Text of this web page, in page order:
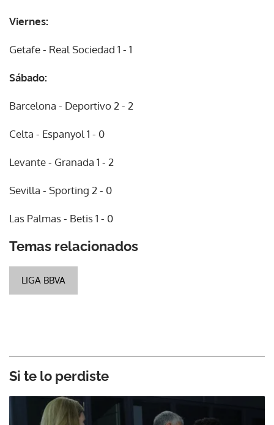
Viernes:
Getafe - Real Sociedad 1 - 1
Sábado:
Barcelona - Deportivo 2 - 2
Celta - Espanyol 1 - 0
Levante - Granada 1 - 2
Sevilla - Sporting 2 - 0
Las Palmas - Betis 1 - 0
Temas relacionados
LIGA BBVA
Si te lo perdiste